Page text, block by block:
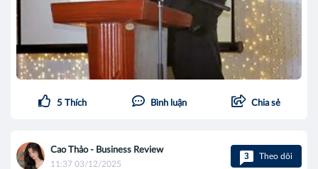
5 Thích Bình luận Chia sẻ
Cao Thảo - Business Review
11:37 03/12/2025
3 Theo dõi